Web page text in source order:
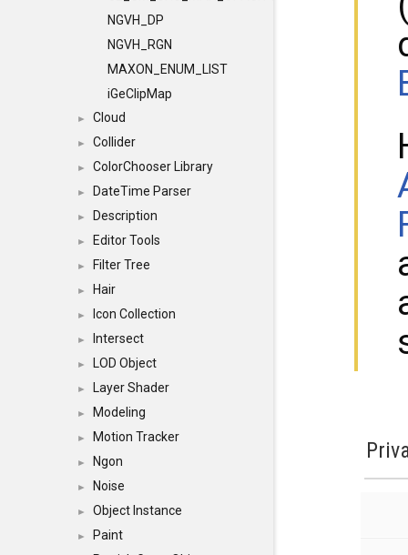
NGVH_DP
NGVH_RGN
MAXON_ENUM_LIST
iGeClipMap
► Cloud
► Collider
► ColorChooser Library
► DateTime Parser
► Description
► Editor Tools
► Filter Tree
► Hair
► Icon Collection
► Intersect
► LOD Object
► Layer Shader
► Modeling
► Motion Tracker
► Ngon
► Noise
► Object Instance
►
Paint